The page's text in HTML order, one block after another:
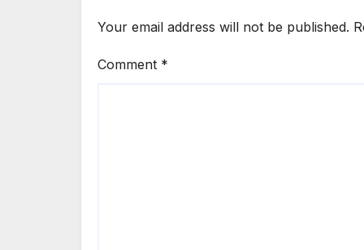
Your email address will not be published.
Comment *